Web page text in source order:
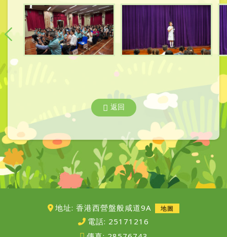
返回
地址: 香港西營盤般咸道9A 地圖
電話: 25171216